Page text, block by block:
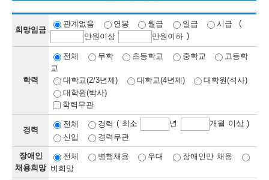
보
보
련
정
우
미
내
희망임금
관계없음 연봉 월급 일급 시급
(
만원이상 만원이하 )
학력
전체 무학 초등학교 중학교
고등학
교
대학교(2/3년제)
대학교(4년제)
대학원(석사)
대학원(박사)
학력무관
경력
전체 경력 ( 최소 년
개월 이상 )
신입
경력무관
장애인
채용희망
전체 병행채용 우대
장애인만 채용
비희망
용